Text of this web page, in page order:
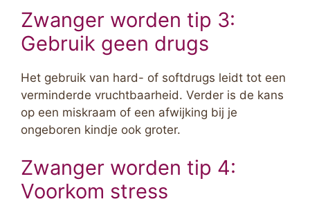
Zwanger worden tip 3:
Gebruik geen drugs
Het gebruik van hard- of softdrugs leidt tot een
verminderde vruchtbaarheid. Verder is de kans
op een miskraam of een afwijking bij je
ongeboren kindje ook groter.
Zwanger worden tip 4:
Voorkom stress